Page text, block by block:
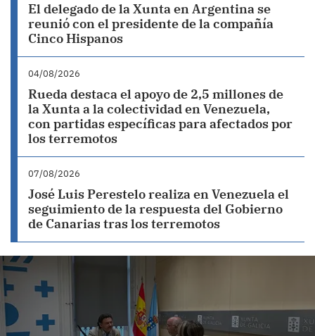
El delegado de la Xunta en Argentina se
reunió con el presidente de la compañía
Cinco Hispanos
04/08/2026
Rueda destaca el apoyo de 2,5 millones de
la Xunta a la colectividad en Venezuela,
con partidas específicas para afectados por
los terremotos
07/08/2026
José Luis Perestelo realiza en Venezuela el
seguimiento de la respuesta del Gobierno
de Canarias tras los terremotos